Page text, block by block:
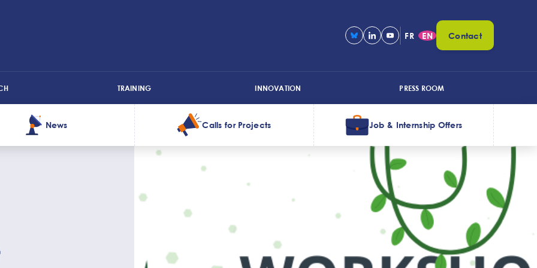
FR EN Contact
TRAINING INNOVATION PRESS ROOM
News Calls for Projects Job & Internship Offers